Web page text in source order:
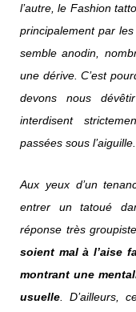
l’autre, le Fashion
principalement par
semble anodin,
une dérive. C’est
devons nous
interdisent
passées sous l’aiguille.
Aux yeux d’un
entrer un tatoué
réponse très
soient mal à l’aise
montrant une
usuelle . D’ailleurs,